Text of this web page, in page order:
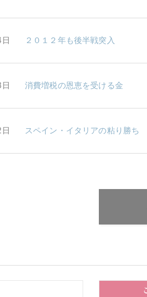
２０１２年も後半戦突入
消費増税の恩恵を受ける金
スペイン・イタリアの粘り勝ち